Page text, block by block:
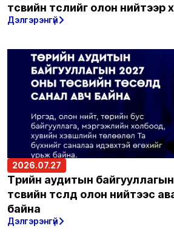
төсвийн төслийг олон нийтээр
Дэлгэрэнгүй
2026.07.27
Төрийн аудитын
төсвийн төсөлд олон нийтээс
байна
Дэлгэрэнгүй